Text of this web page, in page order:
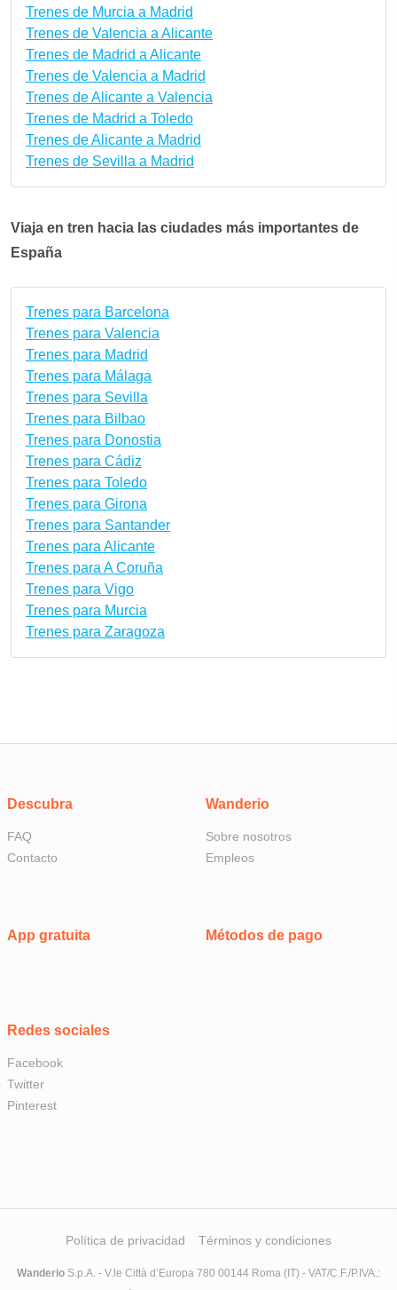
Trenes de Murcia a Madrid
Trenes de Valencia a Alicante
Trenes de Madrid a Alicante
Trenes de Valencia a Madrid
Trenes de Alicante a Valencia
Trenes de Madrid a Toledo
Trenes de Alicante a Madrid
Trenes de Sevilla a Madrid
Viaja en tren hacia las ciudades más importantes de
España
Trenes para Barcelona
Trenes para Valencia
Trenes para Madrid
Trenes para Málaga
Trenes para Sevilla
Trenes para Bilbao
Trenes para Donostia
Trenes para Cádiz
Trenes para Toledo
Trenes para Girona
Trenes para Santander
Trenes para Alicante
Trenes para A Coruña
Trenes para Vigo
Trenes para Murcia
Trenes para Zaragoza
Descubra
FAQ
Contacto
Wanderio
Sobre nosotros
Empleos
App gratuita
Redes sociales
Facebook
Twitter
Pinterest
Métodos de pago
Política de privacidad Términos y condiciones
Wanderio S.p.A. - V.le Città d’Europa 780 00144 Roma (IT) - VAT/C.F./P.IVA.: